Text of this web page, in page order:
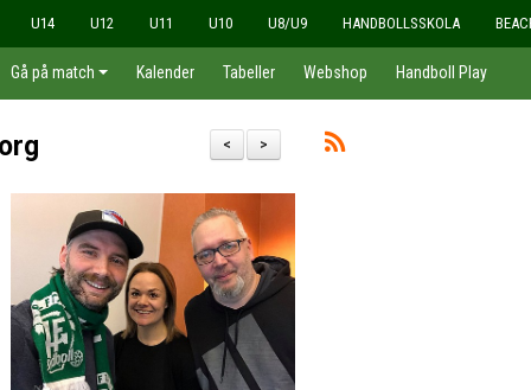
U14 U12 U11 U10 U8/U9 HANDBOLLSSKOLA
Gå på match Kalender Tabeller Webshop Handboll Play
>
<